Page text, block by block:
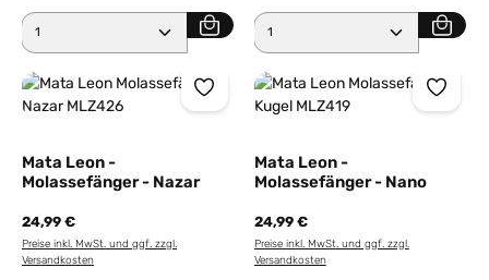
Produkt Anzahl: Gib den gewünschten Wert ein
Produkt Anzahl: Gib den
Mata Leon -
Molassefänger - Nazar
24,99 €
Preise inkl. MwSt. und ggf. zzgl.
Versandkosten
Mata Leon -
Molassefänger - Nano
24,99 €
Preise inkl. MwSt. und ggf. zzgl.
Versandkosten